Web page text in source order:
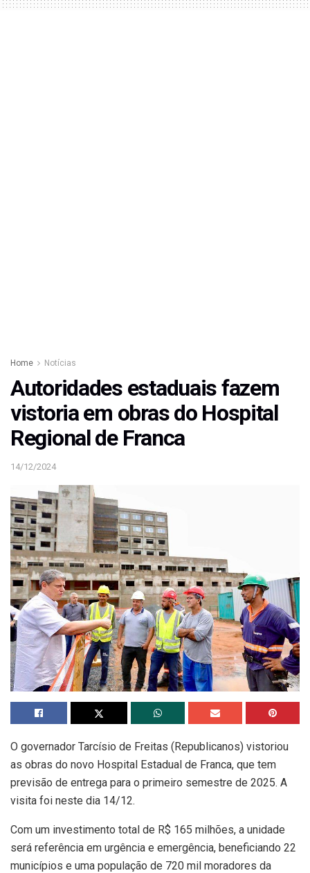
Home Notícias
Autoridades estaduais fazem
vistoria em obras do Hospital
Regional de Franca
14/12/2024
O governador Tarcísio de Freitas (Republicanos) vistoriou
as obras do novo Hospital Estadual de Franca, que tem
previsão de entrega para o primeiro semestre de 2025. A
visita foi neste dia 14/12.
Com um investimento total de R$ 165 milhões, a unidade
será referência em urgência e emergência, beneficiando 22
municípios e uma população de 720 mil moradores da